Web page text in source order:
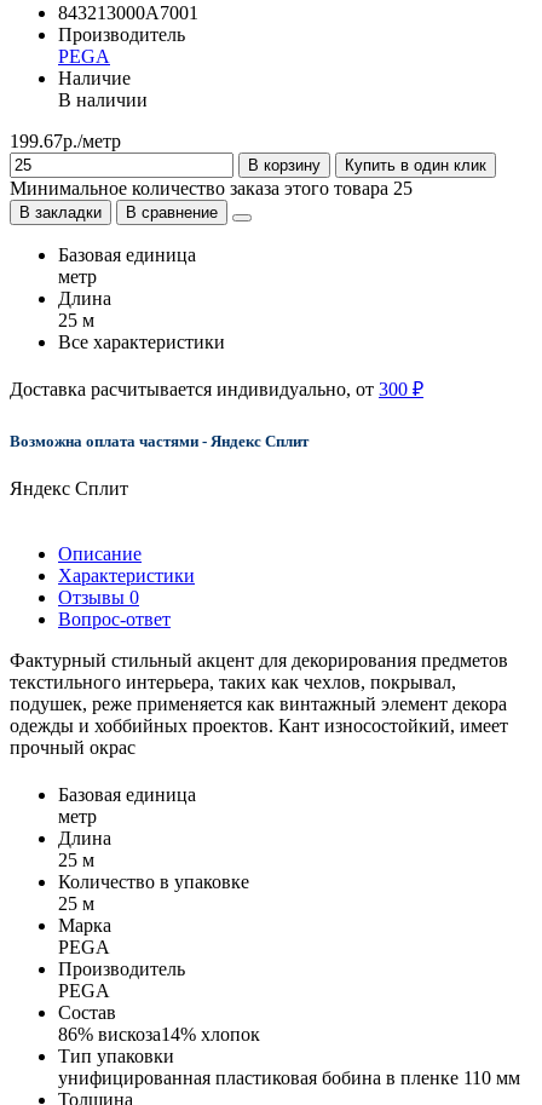
843213000A7001
Производитель
PEGA
Наличие
В наличии
199.67р./метр
В корзину Купить в один клик
Минимальное количество заказа этого товара 25
В закладки В сравнение
Базовая единица
метр
Длина
25 м
Все характеристики
Доставка расчитывается индивидуально, от 300 ₽
Возможна оплата частями - Яндекс Сплит
Яндекс Сплит
Описание
Характеристики
Отзывы 0
Вопрос-ответ
Фактурный стильный акцент для декорирования предметов
текстильного интерьера, таких как чехлов, покрывал,
подушек, реже применяется как винтажный элемент декора
одежды и хоббийных проектов. Кант износостойкий, имеет
прочный окрас
Базовая единица
метр
Длина
25 м
Количество в упаковке
25 м
Марка
PEGA
Производитель
PEGA
Состав
86% вискоза14% хлопок
Тип упаковки
унифицированная пластиковая бобина в пленке 110 мм
Толщина